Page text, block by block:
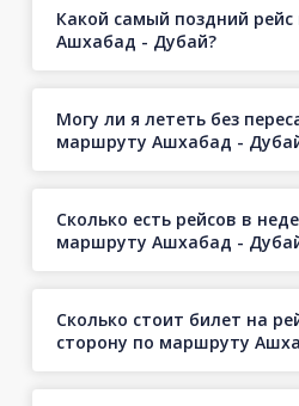
Какой самый поздний
Ашхабад - Дубай?
Могу ли я лететь без
маршруту Ашхабад -
Сколько есть рейсов в
маршруту Ашхабад -
Сколько стоит билет на
сторону по маршруту